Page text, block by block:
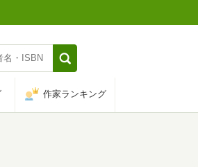
作家ランキング